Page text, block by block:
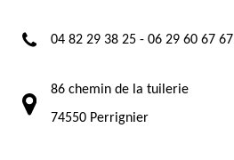
04 82 29 38 25 - 06 29 60 67 67
86 chemin de la tuilerie
74550 Perrignier